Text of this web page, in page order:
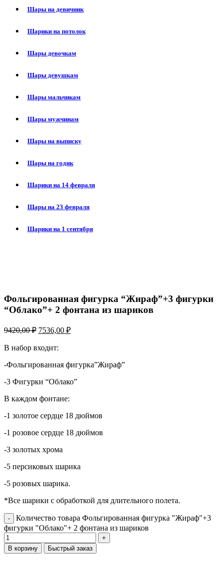
Шары на девичник
Шарики на потолок
Шары девочкам
Шары девушкам
Шары мальчикам
Шары мужчинам
Шары на выписку
Шары на годик
Шарики на 14 февраля
Шары на 23 февраля
Шарики на 1 сентября
Фольгированная фигурка “Жираф”+3 фигурки
“Облако”+ 2 фонтана из шариков
9420,00₽ 7536,00 ₽
В набор входит:
-Фольгированная фигурка”Жираф”
-3 Фигурки “Облако”
В каждом фонтане:
-1 золотое сердце 18 дюймов
-1 розовое сердце 18 дюймов
-3 золотых хрома
-5 персиковых шарика
-5 розовых шарика.
*Все шарики с обработкой для длительного полета.
Количество товара Фольгированная фигурка "Жираф"+3
фигурки "Облако"+ 2 фонтана из шариков
В корзину Быстрый заказ